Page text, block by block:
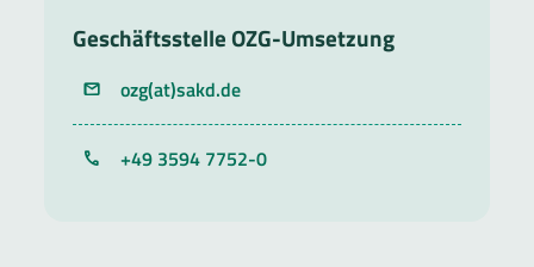
Geschäftsstelle OZG-Umsetzung
ozg(at)sakd.de
Telefon+49 3594 7752-0